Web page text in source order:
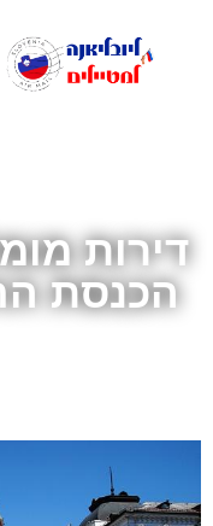
דירות
הכנסת